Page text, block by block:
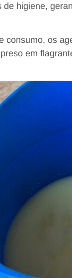
higiene,
consumo, os
em